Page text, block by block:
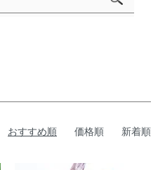
おすすめ順 価格順 新着順